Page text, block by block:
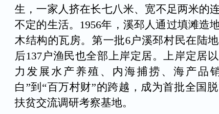
生，一家人挤在长七八米、宽不足两米的
不定的生活。1956年，溪邳人通过填滩造
木结构的瓦房。第一批6户溪邳村民在陆
后137户渔民也全部上岸定居。上岸定居
力发展水产养殖、内海捕捞、海产品
白”到“百万村财”的跨越，成为首批全国
扶贫交流调研考察基地。